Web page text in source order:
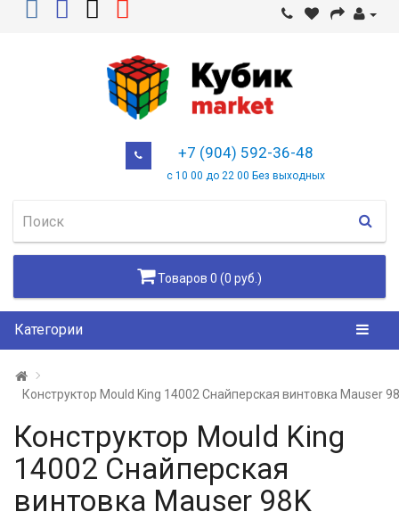
+7 (904) 592-36-48
с 10 00 до 22 00 Без выходных
Товаров 0 (0 руб.)
Категории
Конструктор Mould King 14002 Снайперская винтовка Mauser
Конструктор Mould King
14002 Снайперская
винтовка Mauser 98K